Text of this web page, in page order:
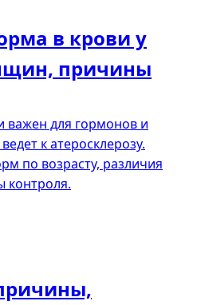
в крови у
причины
важен для гормонов и
к атеросклерозу.
по возрасту, различия